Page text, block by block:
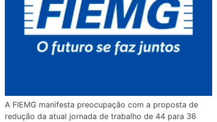
A FIEMG manifesta preocupação com a proposta de
redução da atual jornada de trabalho de 44 para 36